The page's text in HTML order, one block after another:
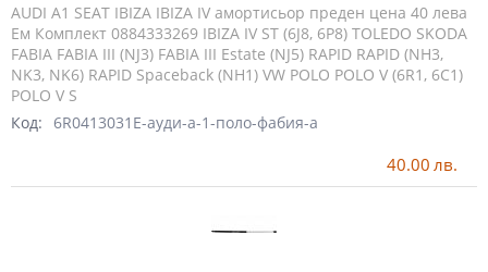
AUDI A1 SEAT IBIZA IBIZA IV амортисьор преден цена 40 лева
Ем Комплект 0884333269 IBIZA IV ST (6J8, 6P8) TOLEDO SKODA
FABIA FABIA III (NJ3) FABIA III Estate (NJ5) RAPID RAPID (NH3,
NK3, NK6) RAPID Spaceback (NH1) VW POLO POLO V (6R1, 6C1)
POLO V S
Код: 6R0413031E-ауди-а-1-поло-фабия-а
40.00 лв.